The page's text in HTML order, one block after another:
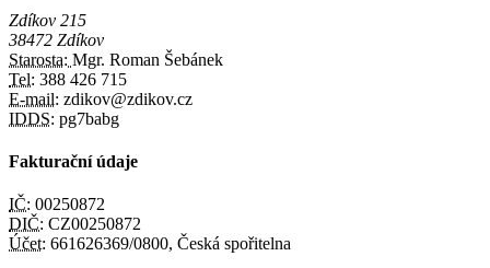
Zdíkov 215
38472 Zdíkov
Starosta: Mgr. Roman Šebánek
Tel: 388 426 715
E-mail: zdikov@zdikov.cz
IDDS: pg7babg
Fakturační údaje
IČ: 00250872
DIČ: CZ00250872
Účet: 661626369/0800, Česká spořitelna